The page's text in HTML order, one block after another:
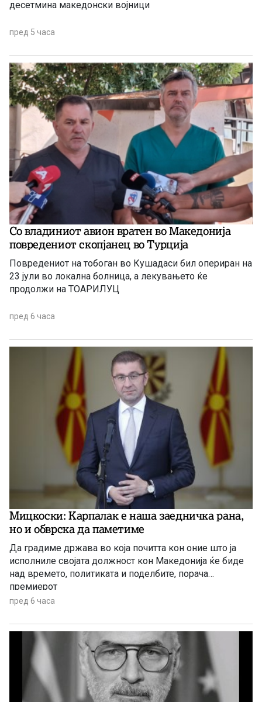
десетмина македонски војници
пред 5 часа
Со владиниот авион вратен во Македонија
повредениот скопјанец во Турција
Повредениот на тобоган во Кушадаси бил опериран на
23 јули во локална болница, а лекувањето ќе
продолжи на ТОАРИЛУЦ
пред 6 часа
Мицкоски: Карпалак е наша заедничка рана,
но и обврска да паметиме
Да градиме држава во која почитта кон оние што ја
исполниле својата должност кон Македонија ќе биде
над времето, политиката и поделбите, порача
премиерот
пред 6 часа